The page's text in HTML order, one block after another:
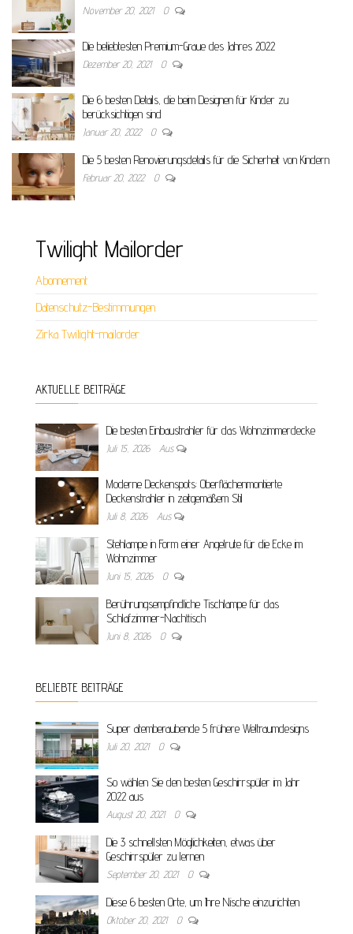
November 20, 2021 0
Die beliebtesten Premium-Graue des Jahres 2022
Dezember 20, 2021 0
Die 6 besten Details, die beim Designen für Kinder zu
berücksichtigen sind
Januar 20, 2022 0
Die 5 besten Renovierungsdetails für die Sicherheit von Kindern
Februar 20, 2022 0
Twilight Mailorder
Abonnement
Datenschutz-Bestimmungen
Zirka Twilight-mailorder
AKTUELLE BEITRÄGE
Die besten Einbaustrahler für das Wohnzimmerdecke
Juli 15, 2026 Aus
Moderne Deckenspots: Oberflächenmontierte
Deckenstrahler in zeitgemäßem Stil
Juli 8, 2026 Aus
Stehlampe in Form einer Angelrute für die Ecke im
Wohnzimmer
Juni 15, 2026 0
Berührungsempfindliche Tischlampe für das
Schlafzimmer-Nachttisch
Juni 8, 2026 0
BELIEBTE BEITRÄGE
Super atemberaubende 5 frühere Weltraumdesigns
Juli 20, 2021 0
So wählen Sie den besten Geschirrspüler im Jahr
2022 aus
August 20, 2021 0
Die 3 schnellsten Möglichkeiten, etwas über
Geschirrspüler zu lernen
September 20, 2021 0
Diese 6 besten Orte, um Ihre Nische einzurichten
Oktober 20, 2021 0